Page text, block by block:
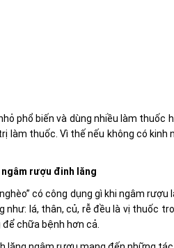
phổ biến và dùng nhiều làm
làm thuốc. Vì thế nếu không có
rượu đinh lăng
có công dụng gì khi ngâm
như: lá, thân, củ, rễ đều là vị thuốc
chữa bệnh hơn cả.